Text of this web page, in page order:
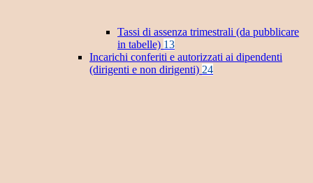
Tassi di assenza trimestrali (da pubblicare
in tabelle) 13
Incarichi conferiti e autorizzati ai dipendenti
(dirigenti e non dirigenti) 24